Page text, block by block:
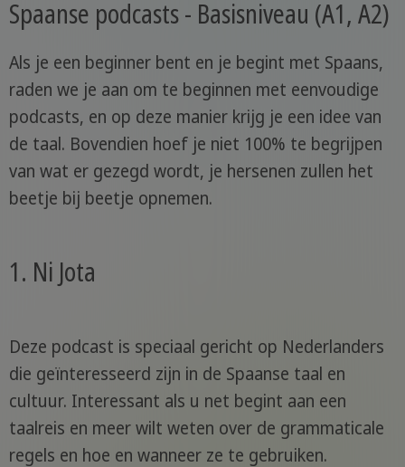
Spaanse podcasts - Basisniveau (A1, A2)
Als je een beginner bent en je begint met Spaans,
raden we je aan om te beginnen met eenvoudige
podcasts, en op deze manier krijg je een idee van
de taal. Bovendien hoef je niet 100% te begrijpen
van wat er gezegd wordt, je hersenen zullen het
beetje bij beetje opnemen.
1. Ni Jota
Deze podcast is speciaal gericht op Nederlanders
die geïnteresseerd zijn in de Spaanse taal en
cultuur. Interessant als u net begint aan een
taalreis en meer wilt weten over de grammaticale
regels en hoe en wanneer ze te gebruiken.